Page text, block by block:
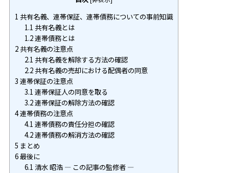
1 共有名義、連帯保証、連帯債務についての事前知識
1.1 共有名義とは
1.2連帯債務とは
2共有名義の注意点
2.1 共有名義を解除する方法の確認
2.2共有名義の売却における配偶者の同意
3 連帯保証の注意点
3.1 連帯保証人の同意を取る
3.2連帯保証の解除方法の確認
4連帯債務の注意点
4.1 連帯債務の責任分担の確認
4.2連帯債務の解消方法の確認
5 まとめ
6最後に
6.1 清水 昭浩 ― この記事の監修者 ―